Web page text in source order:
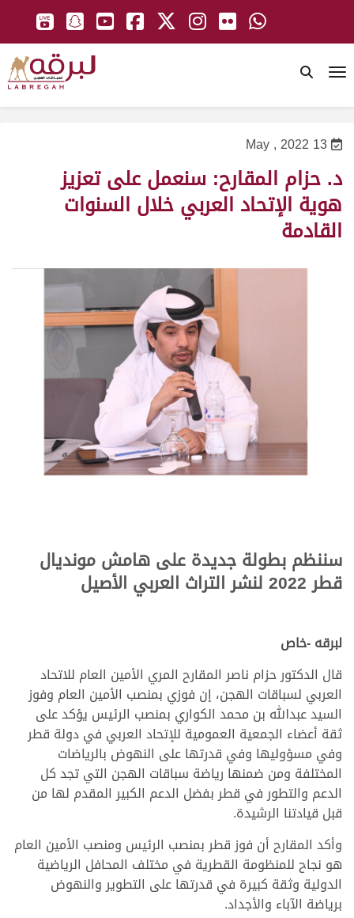
13 May , 2022
د. حزام المقارح: سنعمل على تعزيز
هوية الإتحاد العربي خلال السنوات
القادمة
سننظم بطولة جديدة على هامش مونديال
قطر 2022 لنشر التراث العربي الأصيل
لبرقه -خاص
قال الدكتور حزام ناصر المقارح المري الأمين العام للاتحاد
العربي لسباقات الهجن، إن فوزي بمنصب الأمين العام وفوز
السيد عبدالله بن محمد الكواري بمنصب الرئيس يؤكد على
ثقة أعضاء الجمعية العمومية للإتحاد العربي في دولة قطر
وفي مسؤوليها وفي قدرتها على النهوض بالرياضات
المختلفة ومن ضمنها رياضة سباقات الهجن التي تجد كل
الدعم والتطور في قطر بفضل الدعم الكبير المقدم لها من
قبل قيادتنا الرشيدة.
وأكد المقارح أن فوز قطر بمنصب الرئيس ومنصب الأمين العام
هو نجاح للمنظومة القطرية في مختلف المحافل الرياضية
الدولية وثقة كبيرة في قدرتها على التطوير والنهوض
برياضة الآباء والأجداد.